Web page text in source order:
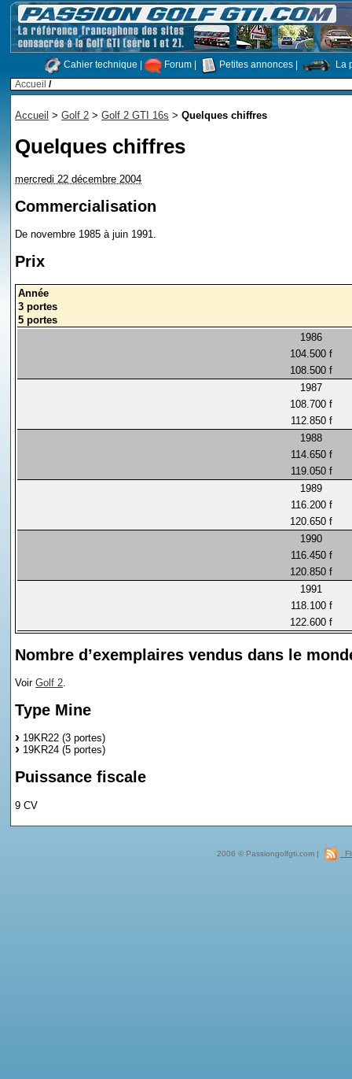
Cahier technique Forum Petites annonces
La
Accueil /
Accueil > Golf 2 > Golf 2 GTI 16s > Quelques chiffres
Quelques chiffres
mercredi 22 décembre 2004
Commercialisation
De novembre 1985 à juin 1991.
Prix
Année
3 portes
5 portes
1986
104.500 f
108.500 f
1987
108.700 f
112.850 f
1988
114.650 f
119.050 f
1989
116.200 f
120.650 f
1990
116.450 f
120.850 f
1991
118.100 f
122.600 f
Nombre d’exemplaires vendus dans le
Voir Golf 2
Type Mine
19KR22 (3 portes)
19KR24 (5 portes)
Puissance fiscale
9 CV
2006 © Passiongolfgti.com |